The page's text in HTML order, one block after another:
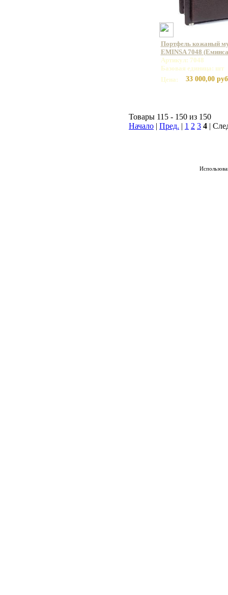
Портфель кожаный
EMINSA 7048
Артикул: 7048
Базовая единица: шт
Цена:
33 000,00
Товары 115 - 150 из 150
Начало
Пред. 1 2 3 4 |